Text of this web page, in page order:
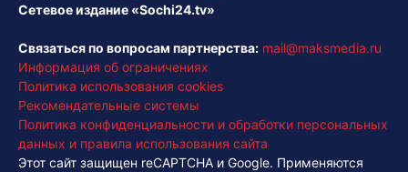
Сетевое издание «Sochi24.tv»
Связаться по вопросам партнерства: mail@maksmedia.ru
Информация об ограничениях
Политика использования cookies
Рекомендательные системы
Политика конфиденциальности и обработки персональных
данных и правила использования сайта
Этот сайт защищен reCAPTCHA и Google. Применяются